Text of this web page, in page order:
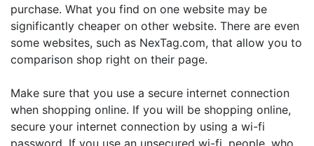
purchase. What you find on one website may be
significantly cheaper on other website. There are even
some websites, such as NexTag.com, that allow you to
comparison shop right on their page.
Make sure that you use a secure internet connection
when shopping online. If you will be shopping online,
secure your internet connection by using a wi-fi
password. If you use an unsecured wi-fi, people, who